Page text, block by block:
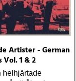
Artister - German
Vol. 1 & 2
helhjärtade